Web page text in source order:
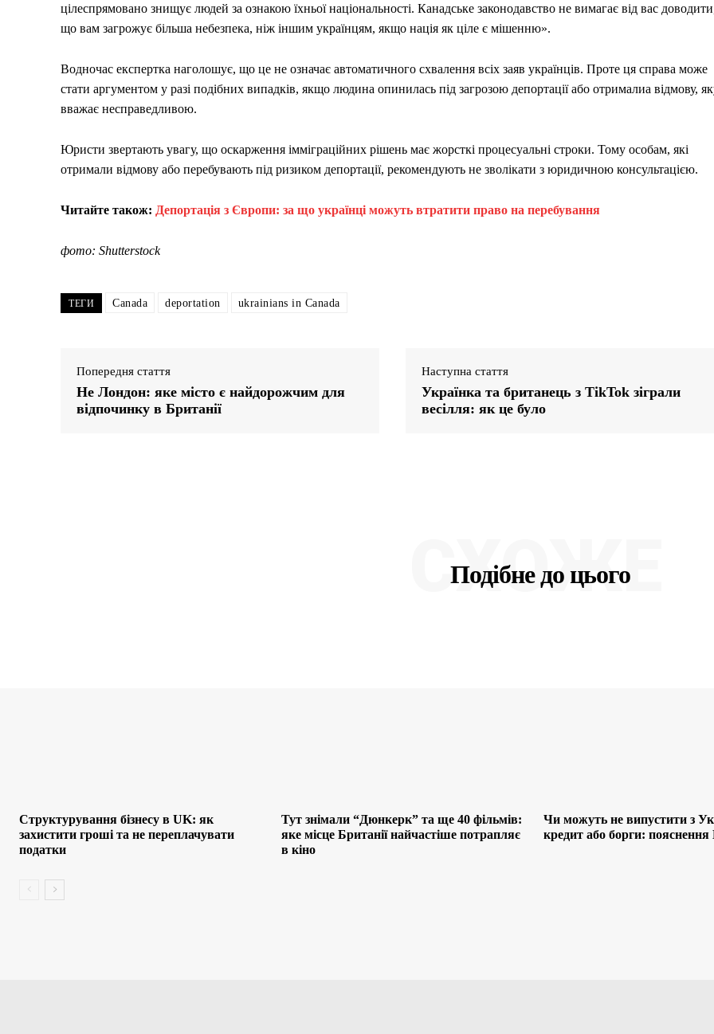
цілеспрямовано знищує людей за ознакою їхньої національності. Канадське законодавство не вимагає від вас
що вам загрожує більша небезпека, ніж іншим українцям, якщо нація як ціле є мішенню».
Водночас експертка наголошує, що це не означає автоматичного схвалення всіх заяв українців. Проте ця справа може
стати аргументом у разі подібних випадків, якщо людина опинилась під загрозою депортації або отрималиа відмову,
вважає несправедливою.
Юристи звертають увагу, що оскарження імміграційних рішень має жорсткі процесуальні строки. Тому особам, які
отримали відмову або перебувають під ризиком депортації, рекомендують не зволікати з юридичною консультацією.
Читайте також: Депортація з Європи: за що українці можуть втратити право на перебування
фото: Shutterstock
ТЕГИ Canada deportation ukrainians in Canada
Попередня стаття
Не Лондон: яке місто є найдорожчим для
відпочинку в Британії
Наступна стаття
Українка та британець з TikTok зіграли
весілля: як це було
Подібне до цього
СХОЖЕ
Структурування бізнесу в UK: як
захистити гроші та не переплачувати
податки
Тут знімали “Дюнкерк” та ще 40 фільмів:
яке місце Британії найчастіше потрапляє
в кіно
Чи можуть не випустити з
кредит або борги: